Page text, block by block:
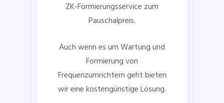
ZK-Formierungsservice zum
Pauschalpreis.
Auch wenn es um Wartung und
Formierung von
Frequenzumrichtern geht bieten
wir eine kostengünstige Lösung.